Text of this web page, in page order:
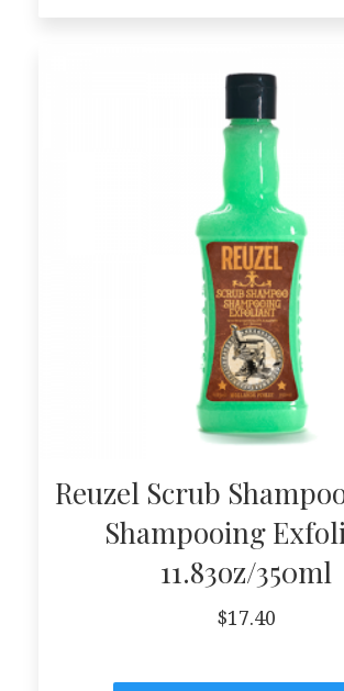
Reuzel Scrub
Shampooing
11.83oz/350ml
$17.40